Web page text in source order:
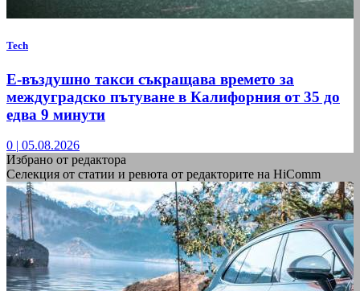
Tech
Е-въздушно такси съкращава времето за
междуградско пътуване в Калифорния от 35 до
едва 9 минути
0 | 05.08.2026
Избрано от редактора
Селекция от статии и ревюта от редакторите на HiComm